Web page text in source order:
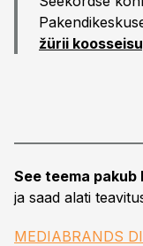
žürii
See teema pakub
ja saad alati
MEDIABRANDS